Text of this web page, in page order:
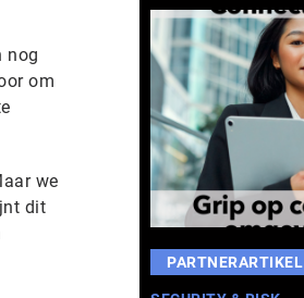
nog
om
we
dit
PARTNERARTIKEL